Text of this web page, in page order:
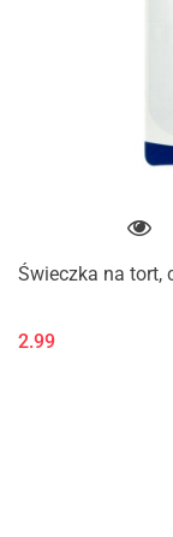
Świeczka na tort,
2.99